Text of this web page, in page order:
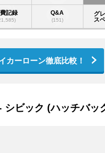
記録 Q&A
(151)
グ
ス
カーローン徹底比較！
ビック (ハッチバッ